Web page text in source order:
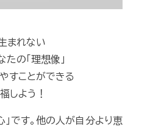
まれない
の「理想像」
すことができる
しよう！
」です。他の人が自分より恵